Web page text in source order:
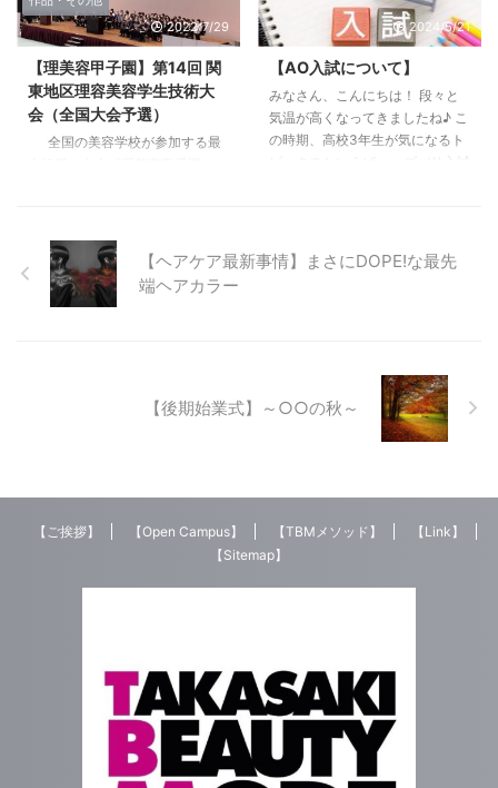
ューティ学科2年生は、12月12日
（火）に卒業制作として 班ごと
に自由にテーマを決め、ヘアー・
メイク・ネイルのトータルコーデ
ィネイトを行いました！ 今日は
その様子と作品の一部を紹介させ
て頂きます♡ まずは・・・ヘア
回のテーマは、前回の「～界面活
性剤編～」の続きです 初めての
方や忘れてしまった方は、コチラ
からどうぞ シャンプーの主流は
この4つ さて、本題です 普段皆
さんが使っているシャンプーは、
以下の4つが多いのではないでし
2022/7/29
【理美容甲子園】第14回 関
東地区理容美容学生技術大
会（全国大会予選）
全国の美容学校が参加する最
千葉・神奈川・山梨の７校の美容
学校生が、千葉ポートアリーナに
集結！ 各学校の選抜者が学校代
毎年様々なドラマ（涙あり、笑
2024/5/21
【AO入試について】
みなさん、こんにちは！ 段々と
気温が高くなってきましたね♪ こ
の時期、高校3年生が気になるト
ピックスといえば….. ズバリ入試
しておけばいいんだろう？ 3️⃣
入試に関しての疑問点を解決した
【ヘアケア最新事情】まさにDOPE!な最先
端ヘアカラー
【後期始業式】～○○の秋～
【ご挨拶】 【Open Campus】 【TBMメソッド】
【Link】
【Sitemap】